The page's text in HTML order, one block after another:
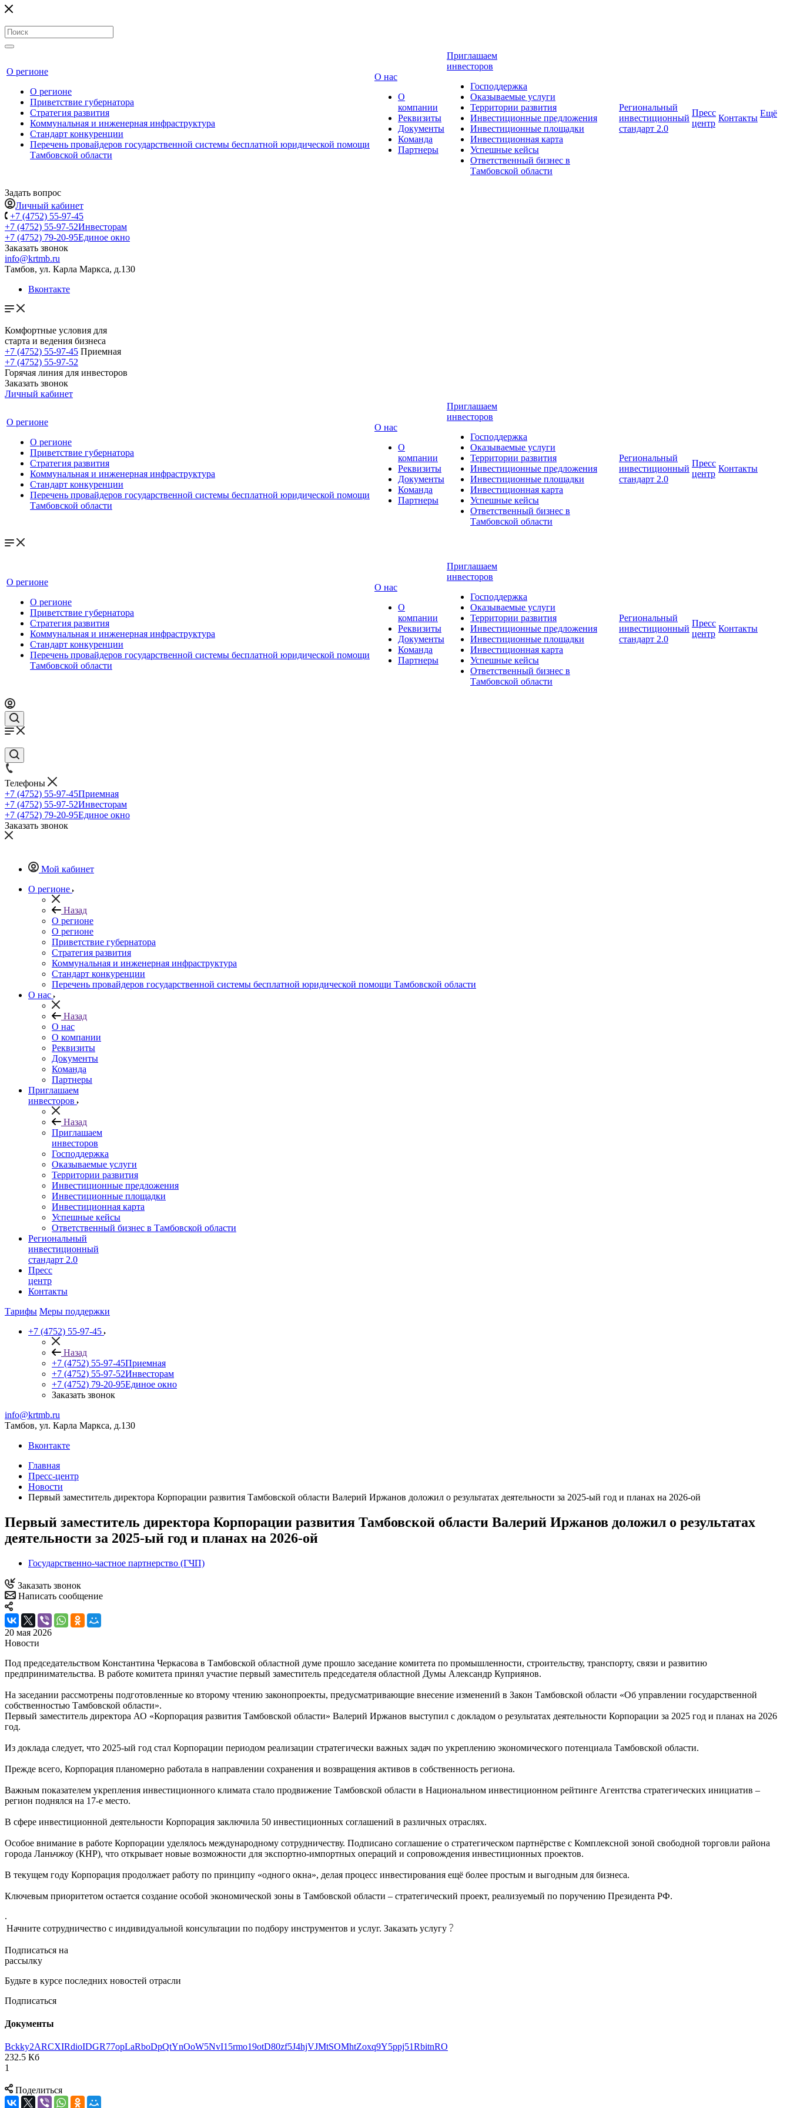
О регионе
О регионе
Приветствие губернатора
Стратегия развития
Коммунальная и инженерная инфраструктура
Стандарт конкуренции
Перечень провайдеров государственной системы бесплатной юридической помощи
Тамбовской области
О нас
О
компании
Реквизиты
Документы
Команда
Партнеры
Приглашаем
инвесторов
Господдержка
Оказываемые услуги
Территории развития
Инвестиционные предложения
Инвестиционные площадки
Инвестиционная карта
Успешные кейсы
Ответственный бизнес в
Тамбовской области
Региональный
инвестиционный
стандарт 2.0
Пресс
центр
Контакты Ещё
Задать вопрос
Личный кабинет
+7 (4752) 55-97-45
+7 (4752) 55-97-52Инвесторам
+7 (4752) 79-20-95Единое окно
Заказать звонок
info@krtmb.ru
Тамбов, ул. Карла Маркса, д.130
Вконтакте
Комфортные условия для
старта и ведения бизнеса
+7 (4752) 55-97-45 Приемная
+7 (4752) 55-97-52
Горячая линия для инвесторов
Заказать звонок
Личный кабинет
О регионе
О регионе
Приветствие губернатора
Стратегия развития
Коммунальная и инженерная инфраструктура
Стандарт конкуренции
Перечень провайдеров государственной системы бесплатной юридической помощи
Тамбовской области
О нас
О
компании
Реквизиты
Документы
Команда
Партнеры
Приглашаем
инвесторов
Господдержка
Оказываемые услуги
Территории развития
Инвестиционные предложения
Инвестиционные площадки
Инвестиционная карта
Успешные кейсы
Ответственный бизнес в
Тамбовской области
Региональный
инвестиционный
стандарт 2.0
Пресс
центр
Контакты
О регионе
О регионе
Приветствие губернатора
Стратегия развития
Коммунальная и инженерная инфраструктура
Стандарт конкуренции
Перечень провайдеров государственной системы бесплатной юридической помощи
Тамбовской области
О нас
О
компании
Реквизиты
Документы
Команда
Партнеры
Приглашаем
инвесторов
Господдержка
Оказываемые услуги
Территории развития
Инвестиционные предложения
Инвестиционные площадки
Инвестиционная карта
Успешные кейсы
Ответственный бизнес в
Тамбовской области
Региональный
инвестиционный
стандарт 2.0
Пресс
центр
Контакты
Телефоны
+7 (4752) 55-97-45Приемная
+7 (4752) 55-97-52Инвесторам
+7 (4752) 79-20-95Единое окно
Заказать звонок
Мой кабинет
О регионе
Назад
О регионе
О регионе
Приветствие губернатора
Стратегия развития
Коммунальная и инженерная инфраструктура
Стандарт конкуренции
Перечень провайдеров государственной системы бесплатной юридической помощи Тамбовской области
О нас
Назад
О нас
О компании
Реквизиты
Документы
Команда
Партнеры
Приглашаем
инвесторов
Назад
Приглашаем
инвесторов
Господдержка
Оказываемые услуги
Территории развития
Инвестиционные предложения
Инвестиционные площадки
Инвестиционная карта
Успешные кейсы
Ответственный бизнес в Тамбовской области
Региональный
инвестиционный
стандарт 2.0
Пресс
центр
Контакты
Тарифы Меры поддержки
+7 (4752) 55-97-45
Назад
+7 (4752) 55-97-45Приемная
+7 (4752) 55-97-52Инвесторам
+7 (4752) 79-20-95Единое окно
Заказать звонок
info@krtmb.ru
Тамбов, ул. Карла Маркса, д.130
Вконтакте
Главная
Пресс-центр
Новости
Первый заместитель директора Корпорации развития Тамбовской области Валерий Иржанов доложил о результатах деятельности за 2025-ый год и планах на 2026-ой
Первый заместитель директора Корпорации развития Тамбовской области Валерий Иржанов доложил о результатах
деятельности за 2025-ый год и планах на 2026-ой
Государственно-частное партнерство (ГЧП)
Заказать звонок
Написать сообщение
20 мая 2026
Новости
Под председательством Константина Черкасова в Тамбовской областной думе прошло заседание комитета по промышленности, строительству, транспорту, связи и развитию
предпринимательства. В работе комитета принял участие первый заместитель председателя областной Думы Александр Куприянов.
На заседании рассмотрены подготовленные ко второму чтению законопроекты, предусматривающие внесение изменений в Закон Тамбовской области «Об управлении государственной
собственностью Тамбовской области».
Первый заместитель директора АО «Корпорация развития Тамбовской области» Валерий Иржанов выступил с докладом о результатах деятельности Корпорации за 2025 год и планах на 2026
год.
Из доклада следует, что 2025-ый год стал Корпорации периодом реализации стратегически важных задач по укреплению экономического потенциала Тамбовской области.
Прежде всего, Корпорация планомерно работала в направлении сохранения и возвращения активов в собственность региона.
Важным показателем укрепления инвестиционного климата стало продвижение Тамбовской области в Национальном инвестиционном рейтинге Агентства стратегических инициатив –
регион поднялся на 17-е место.
В сфере инвестиционной деятельности Корпорация заключила 50 инвестиционных соглашений в различных отраслях.
Особое внимание в работе Корпорации уделялось международному сотрудничеству. Подписано соглашение о стратегическом партнёрстве с Комплексной зоной свободной торговли района
города Ланьчжоу (КНР), что открывает новые возможности для экспортно-импортных операций и сопровождения инвестиционных проектов.
В текущем году Корпорация продолжает работу по принципу «одного окна», делая процесс инвестирования ещё более простым и выгодным для бизнеса.
Ключевым приоритетом остается создание особой экономической зоны в Тамбовской области – стратегический проект, реализуемый по поручению Президента РФ.
.
Начните сотрудничество с индивидуальной консультации по подбору инструментов и услуг. Заказать услугу
Подписаться на
рассылку
Будьте в курсе последних новостей отрасли
Подписаться
Документы
Bckky2ARCXIRdioIDGR77opLaRboDpQtYnOoW5NvI15rmo19otD80zf5J4hjVJMtSOMhtZoxq9Y5ppj51RbitnRO
232.5 Кб
1
Поделиться